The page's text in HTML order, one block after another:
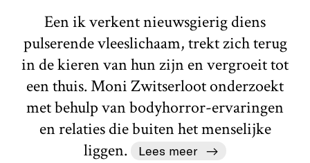
Een ik verkent nieuwsgierig diens
pulserende vleeslichaam, trekt zich terug
in de kieren van hun zijn en vergroeit tot
een thuis. Moni Zwitserloot onderzoekt
met behulp van bodyhorror-ervaringen
en relaties die buiten het menselijke
liggen.
Lees meer